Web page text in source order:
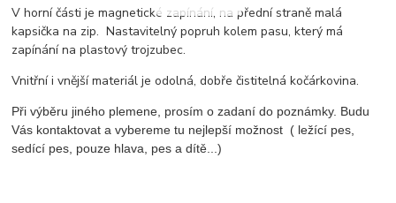
V horní části je magnetické zapínání, na přední straně malá
kapsička na zip. Nastavitelný popruh kolem pasu, který má
zapínání na plastový trojzubec.
Vnitřní i vnější materiál je odolná, dobře čistitelná kočárkovina.
Při výběru jiného plemene, prosím o zadaní do poznámky. Budu
Vás kontaktovat a vybereme tu nejlepší možnost ( ležící pes,
sedící pes, pouze hlava, pes a dítě...)